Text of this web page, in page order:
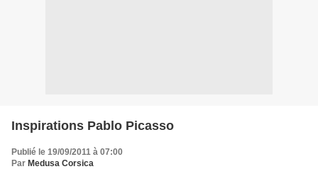
Inspirations Pablo Picasso
Publié le 19/09/2011 à 07:00
Par Medusa Corsica